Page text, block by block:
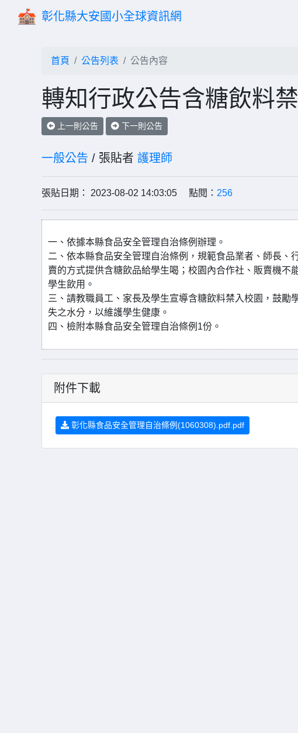
彰化縣大安國小全球資訊網
首頁 公告列表 公告內容
轉知行政公告含糖飲料
上一則公告 下一則公告
一般公告 / 張貼者 護理師
張貼日期： 2023-08-02 14:03:05 點閱： 256
一、依據本縣食品安全管理自治條例辦理。
二、依本縣食品安全管理自治條例，規範食品業者、師長
賣的方式提供含糖飲品給學生喝；校園內合作社、販賣機
學生飲用。
三、請教職員工、家長及學生宣導含糖飲料禁入校園，鼓
失之水分，以維護學生健康。
四、檢附本縣食品安全管理自治條例1份。
附件下載
彰化縣食品安全管理自治條例(1060308).pdf.pdf